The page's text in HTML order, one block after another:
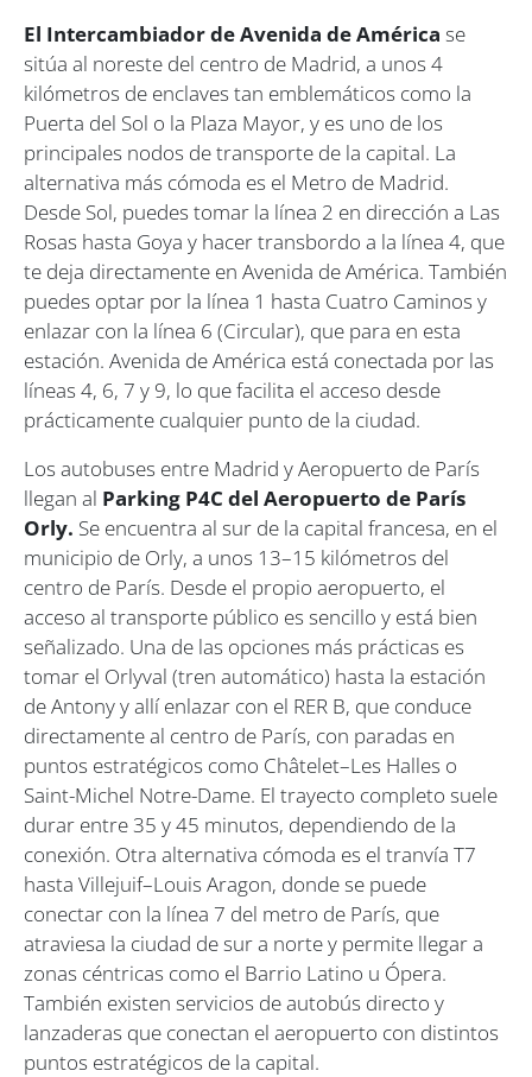
El Intercambiador de Avenida de América se
sitúa al noreste del centro de Madrid, a unos 4
kilómetros de enclaves tan emblemáticos como la
Puerta del Sol o la Plaza Mayor, y es uno de los
principales nodos de transporte de la capital. La
alternativa más cómoda es el Metro de Madrid.
Desde Sol, puedes tomar la línea 2 en dirección a Las
Rosas hasta Goya y hacer transbordo a la línea 4, que
te deja directamente en Avenida de América. También
puedes optar por la línea 1 hasta Cuatro Caminos y
enlazar con la línea 6 (Circular), que para en esta
estación. Avenida de América está conectada por las
líneas 4, 6, 7 y 9, lo que facilita el acceso desde
prácticamente cualquier punto de la ciudad.
Los autobuses entre Madrid y Aeropuerto de París
llegan al Parking P4C del Aeropuerto de París
Orly. Se encuentra al sur de la capital francesa, en el
municipio de Orly, a unos 13–15 kilómetros del
centro de París. Desde el propio aeropuerto, el
acceso al transporte público es sencillo y está bien
señalizado. Una de las opciones más prácticas es
tomar el Orlyval (tren automático) hasta la estación
de Antony y allí enlazar con el RER B, que conduce
directamente al centro de París, con paradas en
puntos estratégicos como Châtelet–Les Halles o
Saint-Michel Notre-Dame. El trayecto completo suele
durar entre 35 y 45 minutos, dependiendo de la
conexión. Otra alternativa cómoda es el tranvía T7
hasta Villejuif–Louis Aragon, donde se puede
conectar con la línea 7 del metro de París, que
atraviesa la ciudad de sur a norte y permite llegar a
zonas céntricas como el Barrio Latino u Ópera.
También existen servicios de autobús directo y
lanzaderas que conectan el aeropuerto con distintos
puntos estratégicos de la capital.